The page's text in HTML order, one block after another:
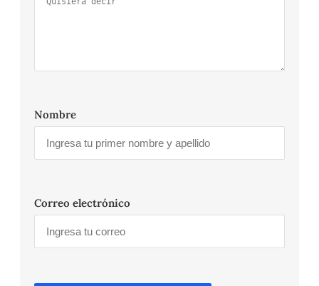
Nombre
Correo electrónico